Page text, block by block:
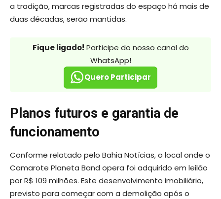
a tradição, marcas registradas do espaço há mais de
duas décadas, serão mantidas.
Fique ligado! Participe do nosso canal do
WhatsApp!
Quero Participar
Planos futuros e garantia de
funcionamento
Conforme relatado pelo Bahia Notícias, o local onde o
Camarote Planeta Band opera foi adquirido em leilão
por R$ 109 milhões. Este desenvolvimento imobiliário,
previsto para começar com a demolição após o